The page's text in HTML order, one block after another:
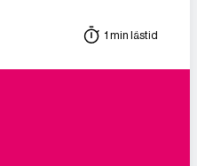
1 min lästid